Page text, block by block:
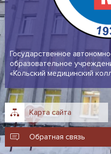
Государственное
образовательное
«Кольский медицинский
Карта сайта
Обратная связь